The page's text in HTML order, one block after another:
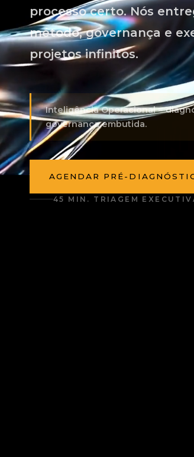
processo certo. Nós
método, governança e
projetos infinitos.
Inteligência Operacional =
governança embutida.
AGENDAR PRÉ-
45 MIN. TRIAGEM